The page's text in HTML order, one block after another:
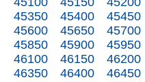
45350
45400 45450
45600
45650 45700
45850
45900 45950
46100
46150 46200
46350
46400 46450